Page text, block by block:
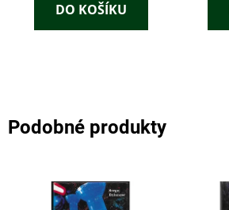
DO KOŠÍKU
Podobné produkty